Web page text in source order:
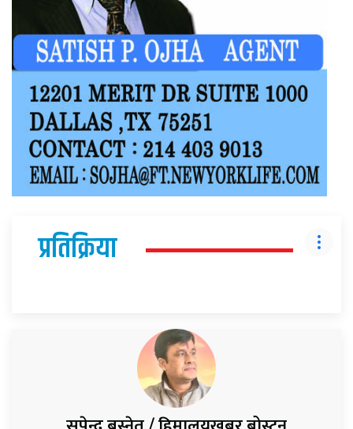
प्रतिक्रिया